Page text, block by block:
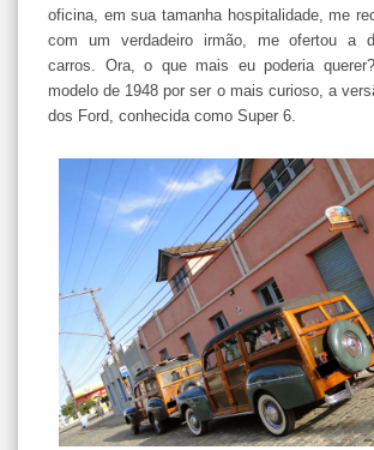
oficina, em sua tamanha hospitalidade, me
com um verdadeiro irmão, me ofertou a
carros. Ora, o que mais eu poderia
modelo de 1948 por ser o mais curioso, a
dos Ford, conhecida como Super 6.